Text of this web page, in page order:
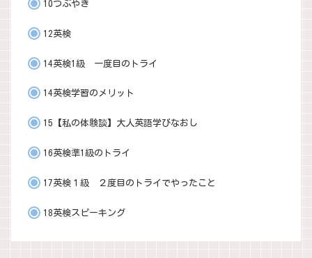
10つぶやき
12英検
14英検1級 一度目のトライ
14英検学習のメリット
15【私の体験談】大人英語学びなおし
16英検準1級のトライ
17英検１級 ２度目のトライでやったこと
18英検スピーキング